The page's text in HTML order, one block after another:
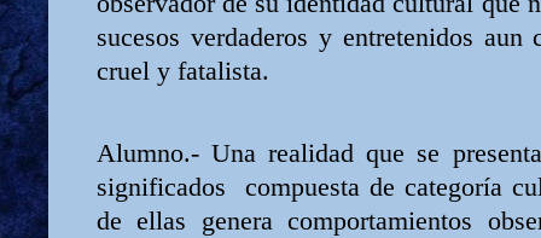
sucesos verdaderos y entretenidos aun
cruel y fatalista.
Alumno.- Una realidad que se
significados
compuesta de categoría
de ellas genera comportamientos